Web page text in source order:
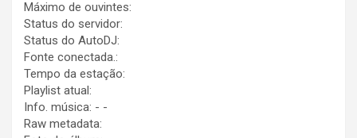
Máximo de ouvintes:
Status do servidor:
Status do AutoDJ:
Fonte conectada.:
Tempo da estação:
Playlist atual:
Info. música: - -
Raw metadata: